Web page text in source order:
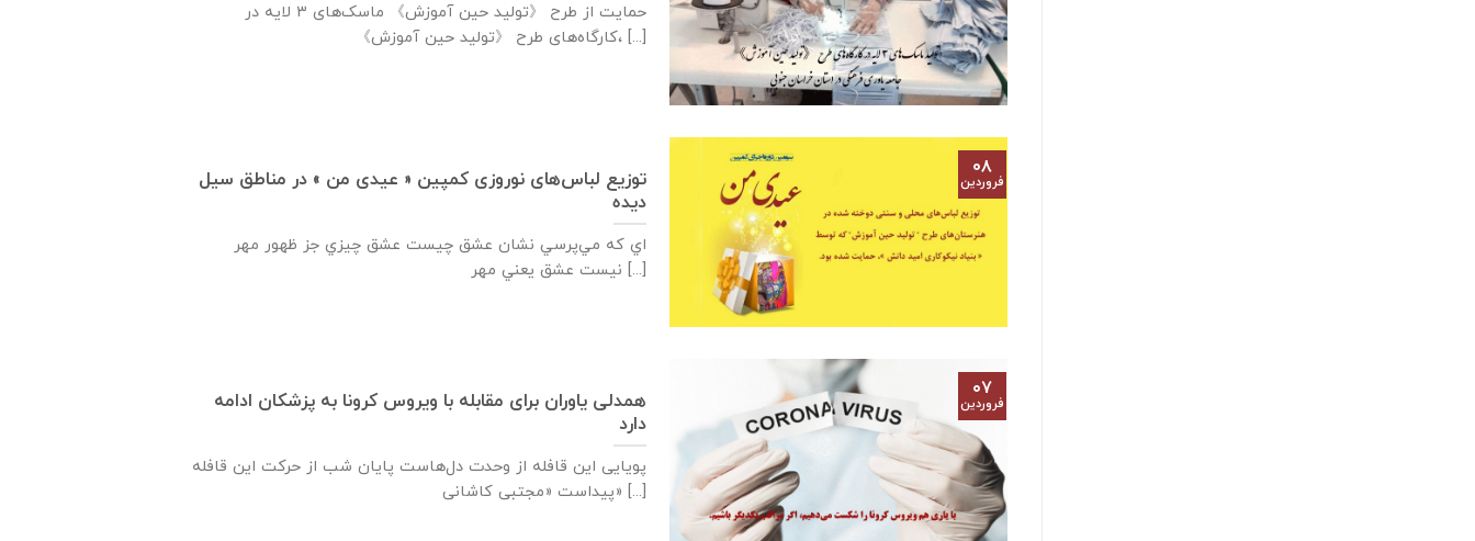
حمایت از طرح 《تولید حین آموزش》 ماسک‌های ۳ لایه در
کارگاه‌های طرح 《تولید حین آموزش》، [...]
توزیع لباس‌های نوروزی کمپین « عیدی من » در مناطق سیل
دیده
اي‌ كه‌ مي‌پرسي‌ نشان‌ عشق‌ چيست‌ عشق‌ چيزي‌ جز ظهور مهر
نيست‌ عشق‌ يعني‌ مهر [...]
۰۸
فروردین
همدلی یاوران برای مقابله با ویروس کرونا به پزشکان ادامه
دارد
پویایی این قافله از وحدت دل‌هاست پایان شب از حرکت این قافله
پیداست «مجتبی کاشانی» [...]
۰۷
فروردین